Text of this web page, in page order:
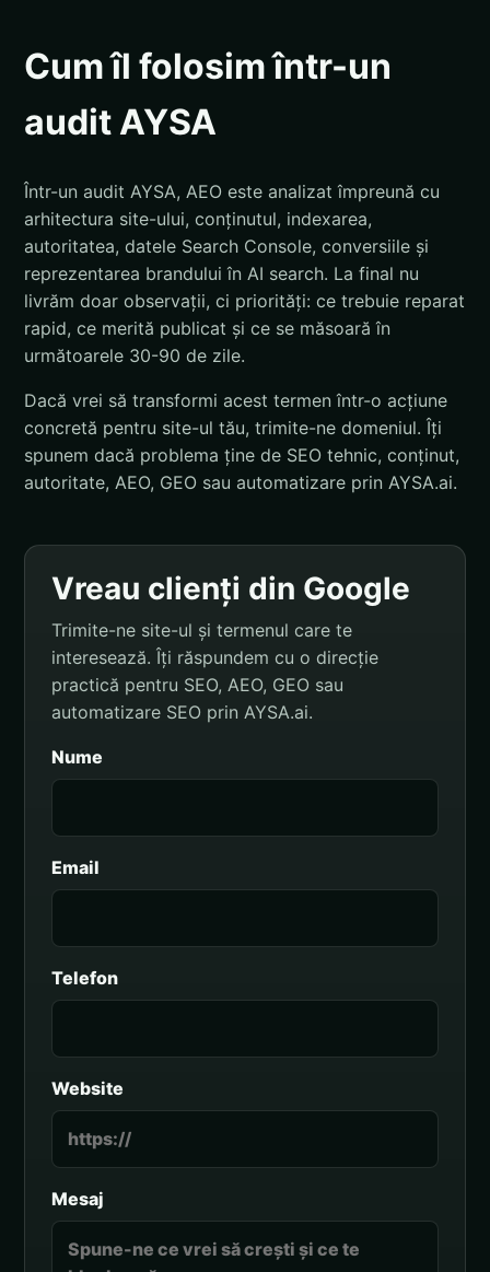
Cum îl folosim într-un
audit AYSA
Într-un audit AYSA, AEO este analizat împreună cu
arhitectura site-ului, conținutul, indexarea,
autoritatea, datele Search Console, conversiile și
reprezentarea brandului în AI search. La final nu
livrăm doar observații, ci priorități: ce trebuie reparat
rapid, ce merită publicat și ce se măsoară în
următoarele 30-90 de zile.
Dacă vrei să transformi acest termen într-o acțiune
concretă pentru site-ul tău, trimite-ne domeniul. Îți
spunem dacă problema ține de SEO tehnic, conținut,
autoritate, AEO, GEO sau automatizare prin AYSA.ai.
Vreau clienți din Google
Trimite-ne site-ul și termenul care te
interesează. Îți răspundem cu o direcție
practică pentru SEO, AEO, GEO sau
automatizare SEO prin AYSA.ai.
Nume
Email
Telefon
Website
Mesaj